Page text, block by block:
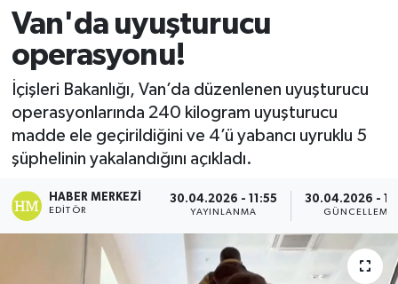
Van'da uyuşturucu
operasyonu!
İçişleri Bakanlığı, Van’da düzenlenen uyuşturucu
operasyonlarında 240 kilogram uyuşturucu
madde ele geçirildiğini ve 4’ü yabancı uyruklu 5
şüphelinin yakalandığını açıkladı.
HABER MERKEZI
EDITÖR
30.04.2026 - 11:55
YAYINLANMA
30.04.2026 -
GÜNCELLEME
Biyografi
Çevre
Diğer
Dünya
Eğitim
Ekonomi
Eleman
Ankara Trafik Yoğunluk Haritası
Süper Lig Puan Durumu ve Fikstür
Tüm Manşetler
Son Dakika Haberleri
Haber Arşivi